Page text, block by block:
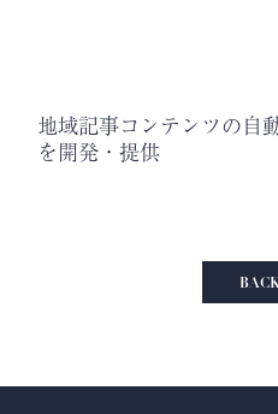
地域記事コンテンツの自
を開発・提供